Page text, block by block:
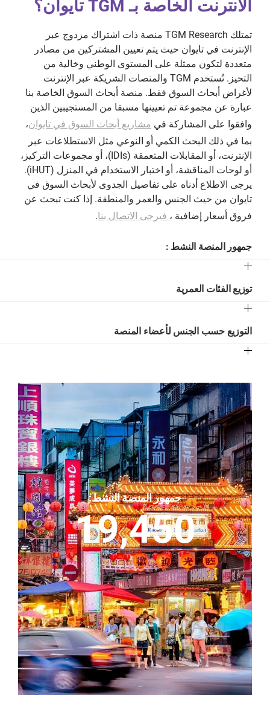
الانترنت الخاصة بـ TGM تايوان؟
تمتلك TGM Research منصة ذات اشتراك مزدوج عبر
الإنترنت في تايوان حيث يتم تعيين المشتركين من مصادر
متعددة لتكون ممثلة على المستوى الوطني وخالية من
التحيز. تُستخدم TGM والمنصات الشريكة عبر الإنترنت
لأغراض أبحاث السوق فقط. منصة أبحاث السوق الخاصة بنا
عبارة عن مجموعة تم تعيينها مسبقا من المستجيبين الذين
وافقوا على المشاركة في مشاريع أبحاث السوق في تايوان،
بما في ذلك البحث الكمي أو النوعي مثل الاستطلاعات عبر
الإنترنت، أو المقابلات المتعمقة (IDIs)، أو مجموعات التركيز،
أو لوحات المناقشة، أو اختبار الاستخدام في المنزل (iHUT).
يرجى الاطلاع أدناه على تفاصيل الجدوى لأبحاث السوق في
تايوان من حيث الجنس والعمر والمنطقة. إذا كنت تبحث عن
فروق أسعار إضافية ، فيرجى الاتصال بنا.
جمهور المنصة النشط :
توزيع الفئات العمرية
التوزيع حسب الجنس لأعضاء المنصة
جمهور المنصة النشط:
19,450